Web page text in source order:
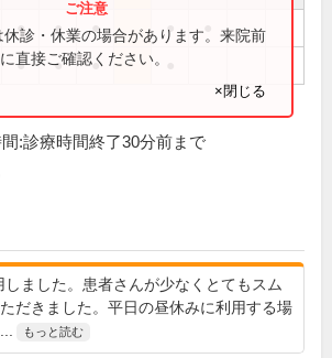
● ● ● ●
● ● ●
診・休業の場合があります。来院前
直接ご確認ください。
×閉じる
:診療時間終了30分前まで
ました。患者さんが少なくとてもスム
だきました。平日の昼休みに利用する場
もっと読む